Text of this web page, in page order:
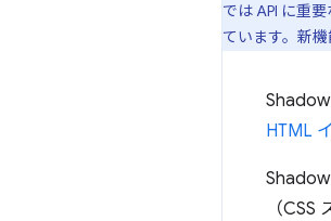
では API に重
ています。新
Shadow
HTML
（